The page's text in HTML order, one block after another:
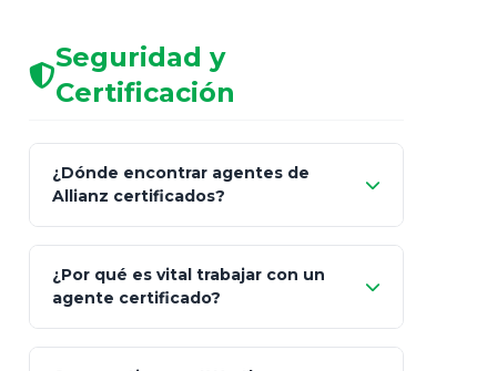
Seguridad y
Certificación
¿Dónde encontrar agentes de
Allianz certificados?
Seguros y Fianzas (CNSF)
netWorth
¿Por qué es vital trabajar con un
agente certificado?